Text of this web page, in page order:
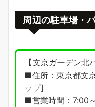
周辺の駐車場・
【文京ガーデン北
■住所：東京都文
ップ]
■営業時間：7:00